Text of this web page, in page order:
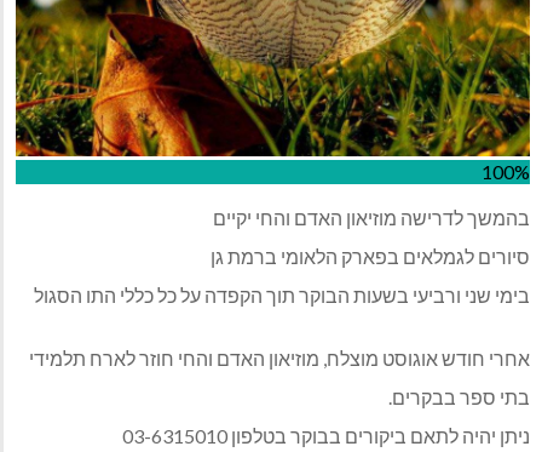
100%
בהמשך לדרישה מוזיאון האדם והחי יקיים
סיורים לגמלאים בפארק הלאומי ברמת גן
בימי שני ורביעי בשעות הבוקר תוך הקפדה על כל כללי התו הסגול
אחרי חודש אוגוסט מוצלח, מוזיאון האדם והחי חוזר לארח תלמידי
בתי ספר בבקרים.
ניתן יהיה לתאם ביקורים בבוקר בטלפון 03-6315010